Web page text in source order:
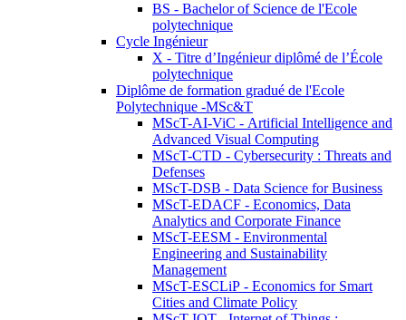
BS - Bachelor of Science de l'Ecole
polytechnique
Cycle Ingénieur
X - Titre d’Ingénieur diplômé de l’École
polytechnique
Diplôme de formation gradué de l'Ecole
Polytechnique -MSc&T
MScT-AI-ViC - Artificial Intelligence and
Advanced Visual Computing
MScT-CTD - Cybersecurity : Threats and
Defenses
MScT-DSB - Data Science for Business
MScT-EDACF - Economics, Data
Analytics and Corporate Finance
MScT-EESM - Environmental
Engineering and Sustainability
Management
MScT-ESCLiP - Economics for Smart
Cities and Climate Policy